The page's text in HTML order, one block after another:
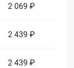
2 069 ₽
2 439 ₽
2 439 ₽